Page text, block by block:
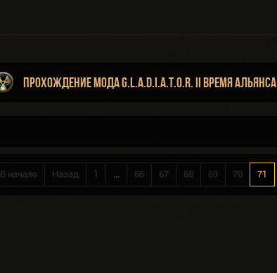
Прохождение мода G.L.A.D.I.A.T.O.R. II Время Альянса
В начало Назад 1 ... 66 67 68 69 70 71